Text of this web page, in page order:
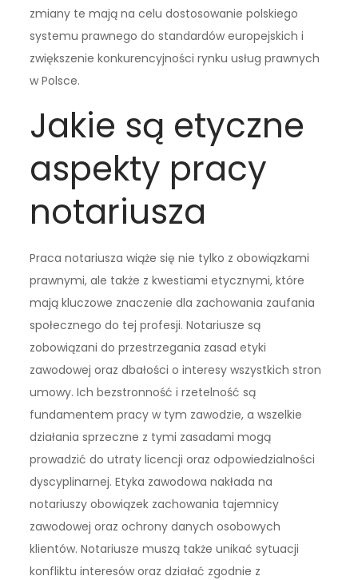
zmiany te mają na celu dostosowanie polskiego
systemu prawnego do standardów europejskich i
zwiększenie konkurencyjności rynku usług prawnych
w Polsce.
Jakie są etyczne
aspekty pracy
notariusza
Praca notariusza wiąże się nie tylko z obowiązkami
prawnymi, ale także z kwestiami etycznymi, które
mają kluczowe znaczenie dla zachowania zaufania
społecznego do tej profesji. Notariusze są
zobowiązani do przestrzegania zasad etyki
zawodowej oraz dbałości o interesy wszystkich stron
umowy. Ich bezstronność i rzetelność są
fundamentem pracy w tym zawodzie, a wszelkie
działania sprzeczne z tymi zasadami mogą
prowadzić do utraty licencji oraz odpowiedzialności
dyscyplinarnej. Etyka zawodowa nakłada na
notariuszy obowiązek zachowania tajemnicy
zawodowej oraz ochrony danych osobowych
klientów. Notariusze muszą także unikać sytuacji
konfliktu interesów oraz działać zgodnie z